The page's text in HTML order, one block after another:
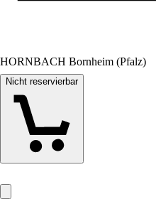
HORNBACH Bornheim (Pfalz)
Nicht reservierbar